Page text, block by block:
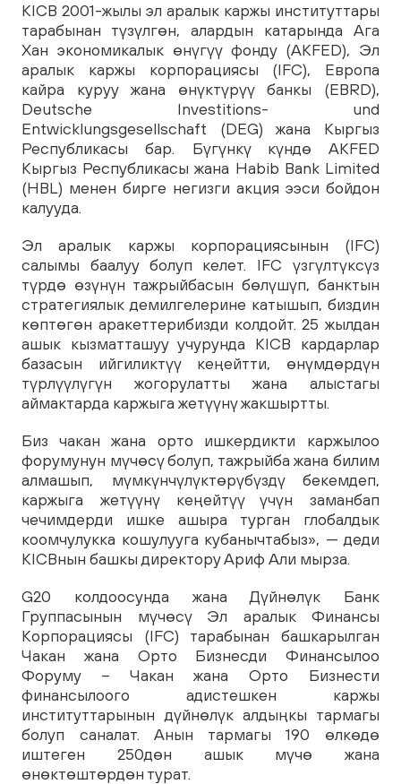
KICB 2001-жылы эл аралык каржы институттары
тарабынан түзүлгөн, алардын катарында Ага
Хан экономикалык өнүгүү фонду (AKFED), Эл
аралык каржы корпорациясы (IFC), Европа
кайра куруу жана өнүктүрүү банкы (EBRD),
Deutsche Investitions- und
Entwicklungsgesellschaft (DEG) жана Кыргыз
Республикасы бар. Бүгүнкү күндө AKFED
Кыргыз Республикасы жана Habib Bank Limited
(HBL) менен бирге негизги акция ээси бойдон
калууда.
Эл аралык каржы корпорациясынын (IFC)
салымы баалуу болуп келет. IFC үзгүлтүксүз
түрдө өзүнүн тажрыйбасын бөлүшүп, банктын
стратегиялык демилгелерине катышып, биздин
көптөгөн аракеттерибизди колдойт. 25 жылдан
ашык кызматташуу учурунда KICB кардарлар
базасын ийгиликтүү кеңейтти, өнүмдөрдүн
түрлүүлүгүн жогорулатты жана алыстагы
аймактарда каржыга жетүүнү жакшыртты.
Биз чакан жана орто ишкердикти каржылоо
форумунун мүчөсү болуп, тажрыйба жана билим
алмашып, мүмкүнчүлүктөрүбүздү бекемдеп,
каржыга жетүүнү кеңейтүү үчүн заманбап
чечимдерди ишке ашыра турган глобалдык
коомчулукка кошулууга кубанычтабыз», — деди
KICBнын башкы директору Ариф Али мырза.
G20 колдоосунда жана Дүйнөлүк Банк
Группасынын мүчөсү Эл аралык Финансы
Корпорациясы (IFC) тарабынан башкарылган
Чакан жана Орто Бизнесди Финансылоо
Форуму – Чакан жана Орто Бизнести
финансылоого адистешкен каржы
институттарынын дүйнөлүк алдыңкы тармагы
болуп саналат. Анын тармагы 190 өлкөдө
иштеген 250дөн ашык мүчө жана
өнөктөштөрдөн турат.